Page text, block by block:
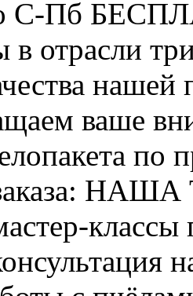
С-Пб
в отрасли
ваше
по
заказа:
классы